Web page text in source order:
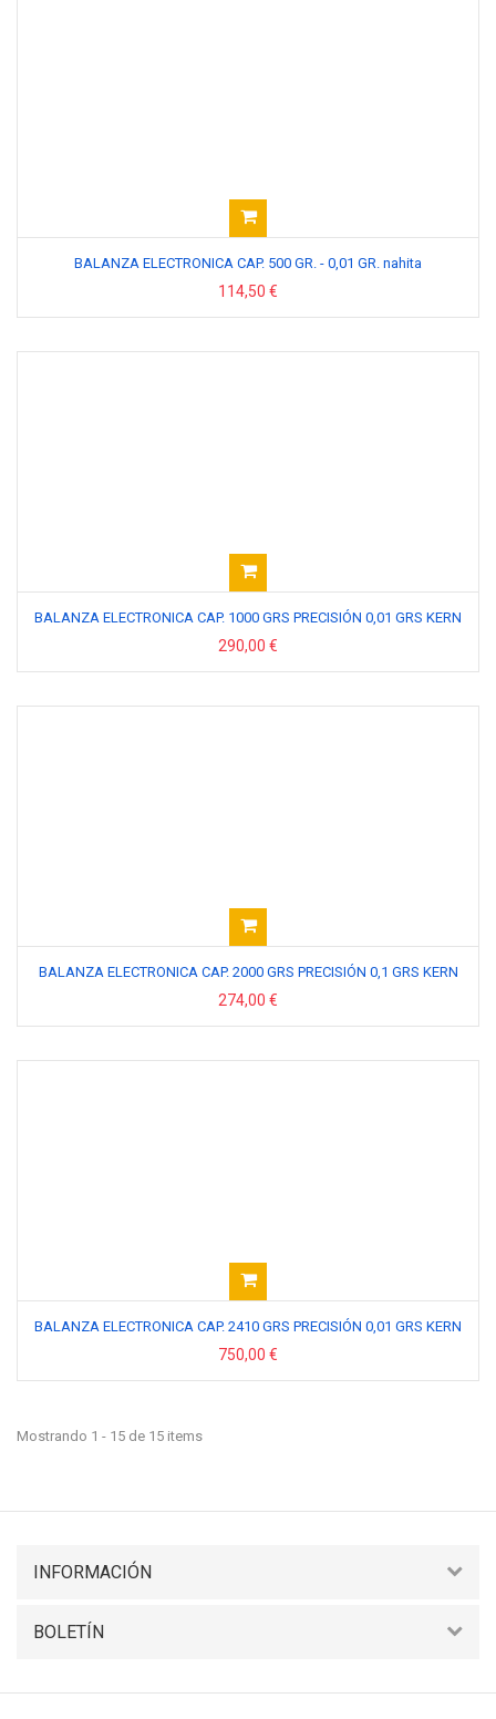
BALANZA ELECTRONICA CAP. 500 GR. - 0,01 GR. nahita
114,50 €
BALANZA ELECTRONICA CAP. 1000 GRS PRECISIÓN 0,01 GRS KERN
290,00 €
BALANZA ELECTRONICA CAP. 2000 GRS PRECISIÓN 0,1 GRS KERN
274,00 €
BALANZA ELECTRONICA CAP. 2410 GRS PRECISIÓN 0,01 GRS KERN
750,00 €
Mostrando 1 - 15 de 15 items
INFORMACIÓN
BOLETÍN